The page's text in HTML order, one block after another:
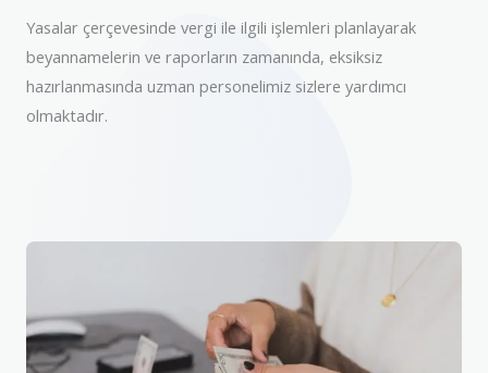
Yasalar çerçevesinde vergi ile ilgili işlemleri planlayarak
beyannamelerin ve raporların zamanında, eksiksiz
hazırlanmasında uzman personelimiz sizlere yardımcı
olmaktadır.